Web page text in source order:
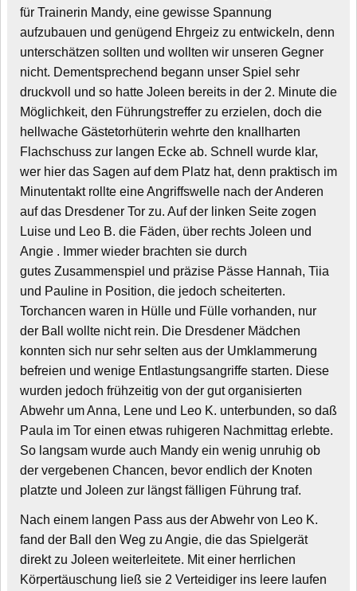
für Trainerin Mandy, eine gewisse Spannung
aufzubauen und genügend Ehrgeiz zu entwickeln, denn
unterschätzen sollten und wollten wir unseren Gegner
nicht. Dementsprechend begann unser Spiel sehr
druckvoll und so hatte Joleen bereits in der 2. Minute die
Möglichkeit, den Führungstreffer zu erzielen, doch die
hellwache Gästetorhüterin wehrte den knallharten
Flachschuss zur langen Ecke ab. Schnell wurde klar,
wer hier das Sagen auf dem Platz hat, denn praktisch im
Minutentakt rollte eine Angriffswelle nach der Anderen
auf das Dresdener Tor zu. Auf der linken Seite zogen
Luise und Leo B. die Fäden, über rechts Joleen und
Angie . Immer wieder brachten sie durch
gutes Zusammenspiel und präzise Pässe Hannah, Tiia
und Pauline in Position, die jedoch scheiterten.
Torchancen waren in Hülle und Fülle vorhanden, nur
der Ball wollte nicht rein. Die Dresdener Mädchen
konnten sich nur sehr selten aus der Umklammerung
befreien und wenige Entlastungsangriffe starten. Diese
wurden jedoch frühzeitig von der gut organisierten
Abwehr um Anna, Lene und Leo K. unterbunden, so daß
Paula im Tor einen etwas ruhigeren Nachmittag erlebte.
So langsam wurde auch Mandy ein wenig unruhig ob
der vergebenen Chancen, bevor endlich der Knoten
platzte und Joleen zur längst fälligen Führung traf.
Nach einem langen Pass aus der Abwehr von Leo K.
fand der Ball den Weg zu Angie, die das Spielgerät
direkt zu Joleen weiterleitete. Mit einer herrlichen
Körpertäuschung ließ sie 2 Verteidiger ins leere laufen